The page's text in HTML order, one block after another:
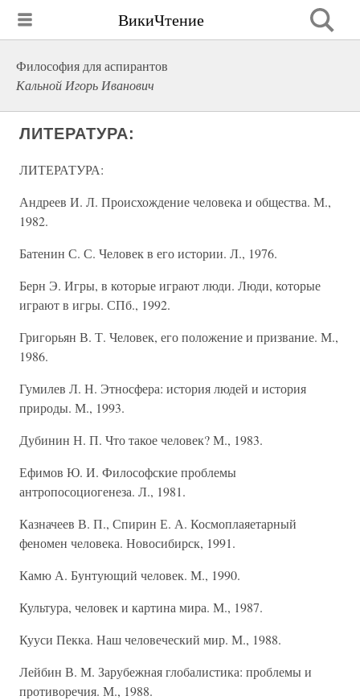
ВикиЧтение
Философия для аспирантов
Кальной Игорь Иванович
ЛИТЕРАТУРА:
ЛИТЕРАТУРА:
Андреев И. Л. Происхождение человека и общества. М.,
1982.
Батенин С. С. Человек в его истории. Л., 1976.
Берн Э. Игры, в которые играют люди. Люди, которые
играют в игры. СПб., 1992.
Григорьян В. Т. Человек, его положение и призвание. М.,
1986.
Гумилев Л. Н. Этносфера: история людей и история
природы. М., 1993.
Дубинин Н. П. Что такое человек? М., 1983.
Ефимов Ю. И. Философские проблемы
антропосоциогенеза. Л., 1981.
Казначеев В. П., Спирин Е. А. Космоплаяетарный
феномен человека. Новосибирск, 1991.
Камю А. Бунтующий человек. М., 1990.
Культура, человек и картина мира. М., 1987.
Кууси Пекка. Наш человеческий мир. М., 1988.
Лейбин В. М. Зарубежная глобалистика: проблемы и
противоречия. М., 1988.